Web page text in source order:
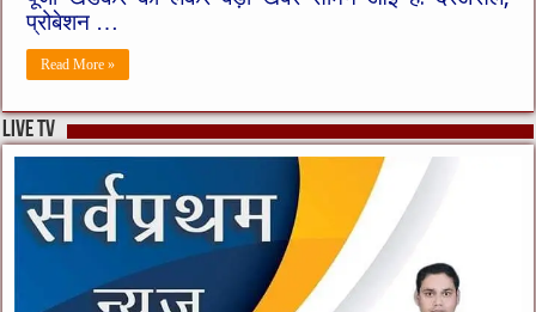
प्रोबेशन …
Read More »
live tv